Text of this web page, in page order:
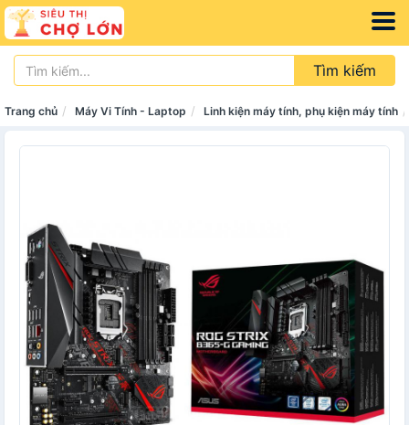
Tìm kiếm
Trang chủ Máy Vi Tính - Laptop Linh kiện máy tính, phụ kiện máy tính